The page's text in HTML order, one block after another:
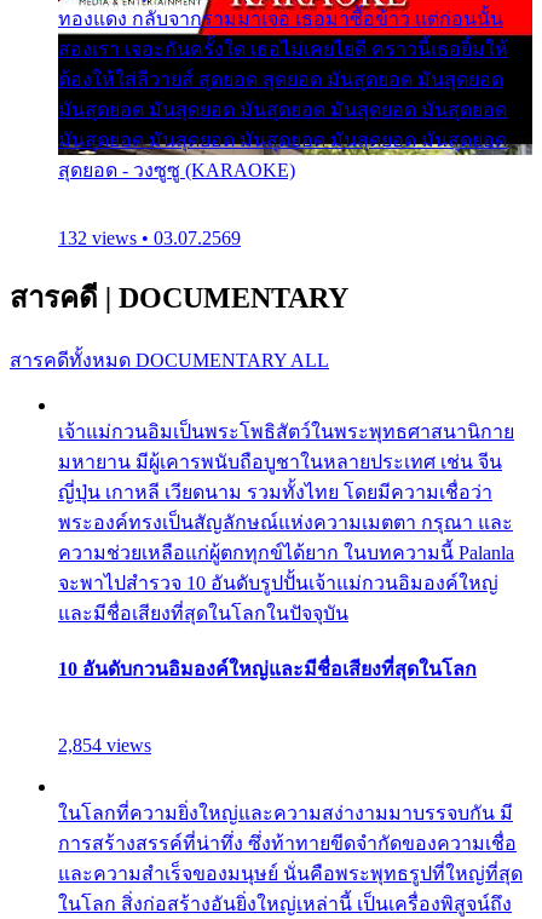
ทองแดง กลับจากรามมาเจอ เธอมาซื้อข้าว แต่ก่อนนั้น
สองเรา เจอะกันครั้งใด เธอไม่เคยไยดี คราวนี้เธอยิ้มให้
ต้องให้ใส่ลีวายส์ สุดยอด สุดยอด มันสุดยอด มันสุดยอด
มันสุดยอด มันสุดยอด มันสุดยอด มันสุดยอด มันสุดยอด
มันสุดยอด มันสุดยอด มันสุดยอด มันสุดยอด มันสุดยอด
สุดยอด - วงซูซู (KARAOKE)
132 views • 03.07.2569
สารคดี | DOCUMENTARY
สารคดีทั้งหมด DOCUMENTARY ALL
เจ้าแม่กวนอิมเป็นพระโพธิสัตว์ในพระพุทธศาสนานิกาย
มหายาน มีผู้เคารพนับถือบูชาในหลายประเทศ เช่น จีน
ญี่ปุ่น เกาหลี เวียดนาม รวมทั้งไทย โดยมีความเชื่อว่า
พระองค์ทรงเป็นสัญลักษณ์แห่งความเมตตา กรุณา และ
ความช่วยเหลือแก่ผู้ตกทุกข์ได้ยาก ในบทความนี้ Palanla
จะพาไปสำรวจ 10 อันดับรูปปั้นเจ้าแม่กวนอิมองค์ใหญ่
และมีชื่อเสียงที่สุดในโลกในปัจจุบัน
10 อันดับกวนอิมองค์ใหญ่และมีชื่อเสียงที่สุดในโลก
2,854 views
ในโลกที่ความยิ่งใหญ่และความสง่างามมาบรรจบกัน มี
การสร้างสรรค์ที่น่าทึ่ง ซึ่งท้าทายขีดจำกัดของความเชื่อ
และความสำเร็จของมนุษย์ นั่นคือพระพุทธรูปที่ใหญ่ที่สุด
ในโลก สิ่งก่อสร้างอันยิ่งใหญ่เหล่านี้ เป็นเครื่องพิสูจน์ถึง